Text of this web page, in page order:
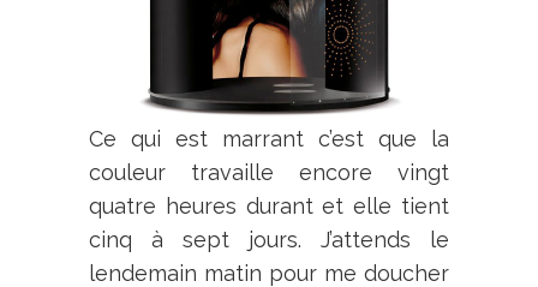
Ce qui est marrant c’est que la
couleur travaille encore vingt
quatre heures durant et elle tient
cinq à sept jours. J’attends le
lendemain matin pour me doucher